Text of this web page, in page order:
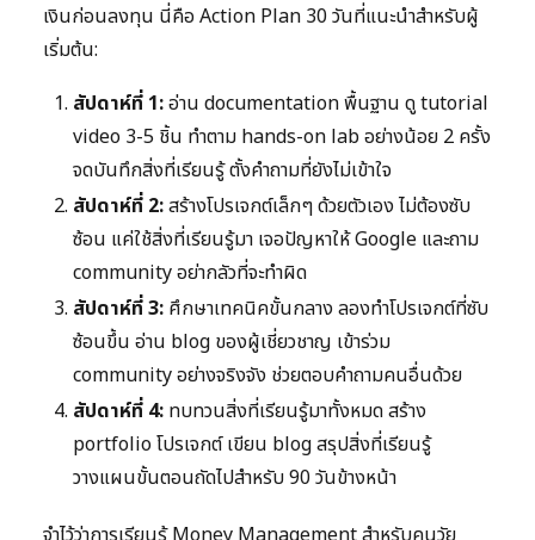
เงินก่อนลงทุน นี่คือ Action Plan 30 วันที่แนะนำสำหรับผู้
เริ่มต้น:
สัปดาห์ที่ 1:อ่าน documentation พื้นฐาน ดู tutorial
video 3-5 ชิ้น ทำตาม hands-on lab อย่างน้อย 2 ครั้ง
จดบันทึกสิ่งที่เรียนรู้ ตั้งคำถามที่ยังไม่เข้าใจ
สัปดาห์ที่ 2:สร้างโปรเจกต์เล็กๆ ด้วยตัวเอง ไม่ต้องซับ
ซ้อน แค่ใช้สิ่งที่เรียนรู้มา เจอปัญหาให้ Google และถาม
community อย่ากลัวที่จะทำผิด
สัปดาห์ที่ 3: ศึกษาเทคนิคขั้นกลาง ลองทำโปรเจกต์ที่ซับ
ซ้อนขึ้น อ่าน blog ของผู้เชี่ยวชาญ เข้าร่วม
community อย่างจริงจัง ช่วยตอบคำถามคนอื่นด้วย
สัปดาห์ที่ 4: ทบทวนสิ่งที่เรียนรู้มาทั้งหมด สร้าง
portfolio โปรเจกต์ เขียน blog สรุปสิ่งที่เรียนรู้
วางแผนขั้นตอนถัดไปสำหรับ 90 วันข้างหน้า